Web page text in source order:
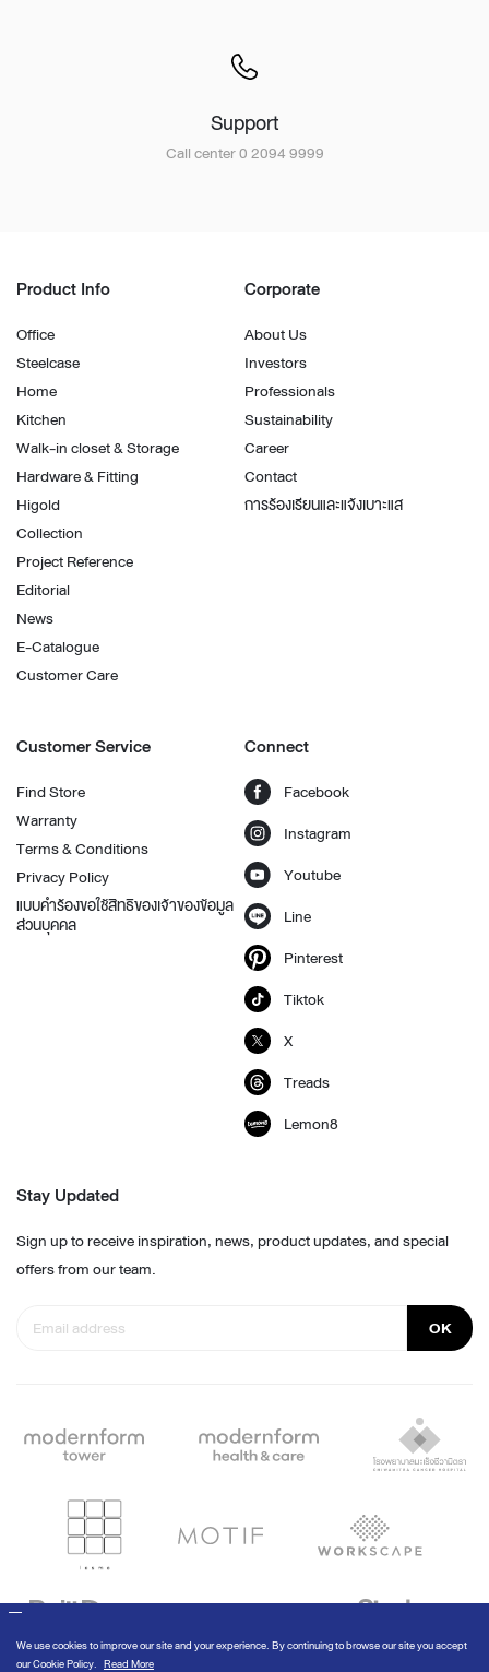
Support
Call center 0 2094 9999
Product Info
Office
Steelcase
Home
Kitchen
Walk-in closet & Storage
Hardware & Fitting
Higold
Collection
Project Reference
Editorial
News
E-Catalogue
Customer Care
Corporate
About Us
Investors
Professionals
Sustainability
Career
Contact
การร้องเรียนและแจ้งเบาะแส
Customer Service
Find Store
Warranty
Terms & Conditions
Privacy Policy
แบบคำร้องขอใช้สิทธิของเจ้าของข้อมูล
ส่วนบุคคล
Connect
Facebook
Instagram
Youtube
Line
Pinterest
Tiktok
X
Treads
Lemon8
Stay Updated
Sign up to receive inspiration, news, product updates, and special
offers from our team.
OK